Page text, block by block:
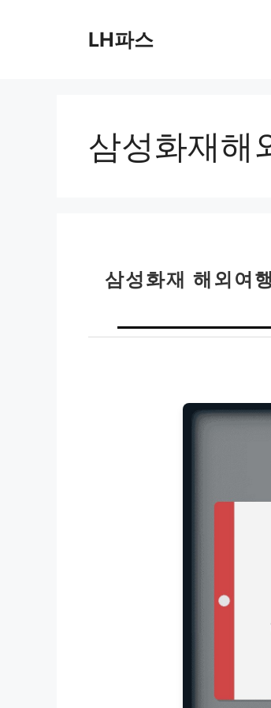
LH파스
삼성화재해
삼성화재 해외여